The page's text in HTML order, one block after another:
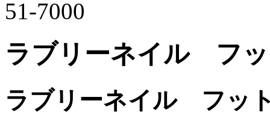
ラブリーネイル フ
ラブリーネイル フッ